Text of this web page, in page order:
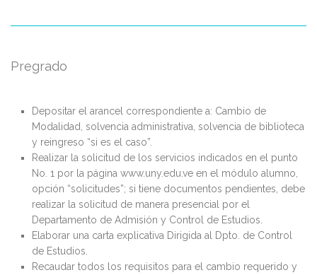
Pregrado
Depositar el arancel correspondiente a: Cambio de
Modalidad, solvencia administrativa, solvencia de biblioteca
y reingreso “si es el caso”.
Realizar la solicitud de los servicios indicados en el punto
No. 1 por la página www.uny.edu.ve en el módulo alumno,
opción “solicitudes”; si tiene documentos pendientes, debe
realizar la solicitud de manera presencial por el
Departamento de Admisión y Control de Estudios.
Elaborar una carta explicativa Dirigida al Dpto. de Control
de Estudios.
Recaudar todos los requisitos para el cambio requerido y